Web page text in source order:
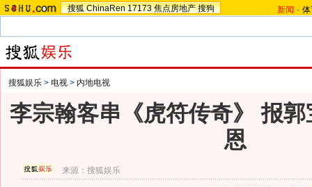
搜狐 ChinaRen 17173 焦点房地产 搜狗 新闻 -
搜狐娱乐 > 电视 > 内地电视
李宗翰客串《虎符传奇》 报
恩
来源：搜狐娱乐